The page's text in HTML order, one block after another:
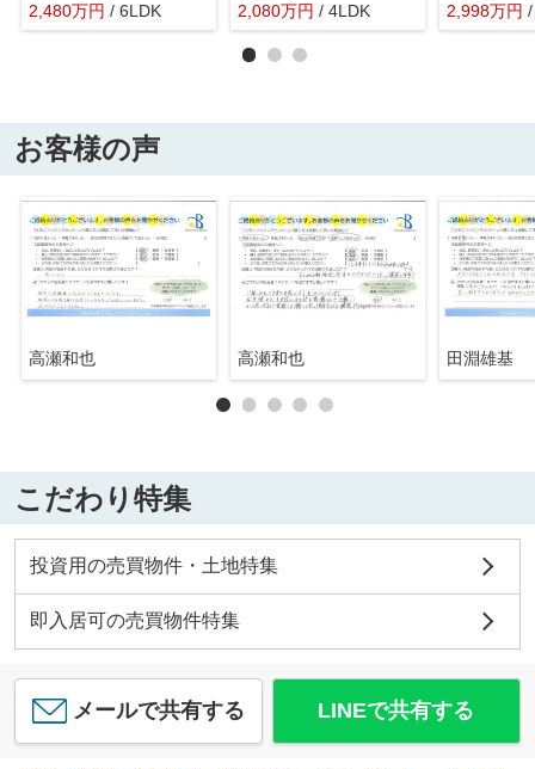
2,480万円 / 6LDK
2,080万円 / 4LDK
2,998万円
お客様の声
高瀬和也 高瀬和也 田淵雄基
こだわり特集
投資用の売買物件・土地特集
即入居可の売買物件特集
メールで共有する LINEで共有する